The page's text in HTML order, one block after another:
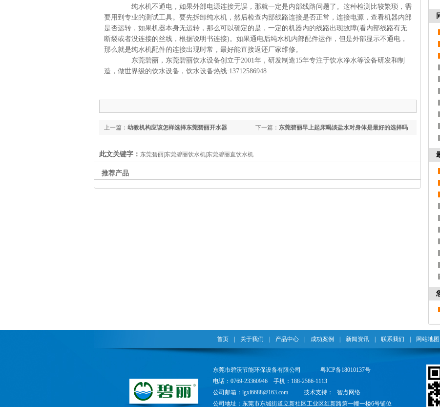
纯水机不通电，如果外部电源连接无误，那就一定是内部线路问题了。这种检测比较繁琐，需
要用到专业的测试工具。要先拆卸纯水机，然后检查内部线路连接是否正常，连接电源，查看机器内部
是否运转，如果机器本身无运转，那么可以确定的是，一定的机器内的线路出现故障(看内部线路有无
断裂或者没连接的丝线，根据说明书连接)。如果通电后纯水机内部配件运作，但是外部显示不通电，
那么就是纯水机配件的连接出现时常，最好能直接返还厂家维修。
东莞碧丽，东莞碧丽饮水设备创立于2001年，研发制造15年专注于饮水净水等设备研发和制
造，做世界级的饮水设备，饮水设备热线:13712586948
下一篇： 东莞碧丽早上起床喝淡盐水对身体是最好的选择吗
上一篇： 幼教机构应该怎样选择东莞碧丽开水器
此文关键字： 东莞碧丽|东莞碧丽饮水机|东莞碧丽直饮水机
推荐产品
首页 关于我们 产品中心 成功案例 新闻资讯 联系我们 网站地图
东莞市碧沃节能环保设备有限公司
粤ICP备18010137号
电话：0769-23360946 手机：188-2586-1113
公司邮箱：lgxl6688@163.com
技术支持：
智点网络
公司地址：东莞市东城街道立新社区工业区红新路第一幢一楼6号铺位